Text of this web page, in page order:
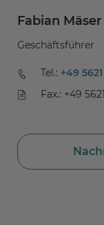
Fabian Mäser
Geschäftsführer
Tel.: +49
Fax.: +49